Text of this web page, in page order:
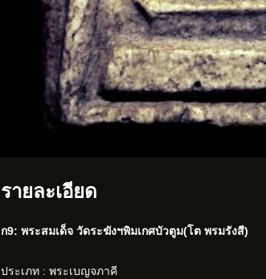
รายละเอียด
ก9: พระสมเด็จ วัดระฆังฯพิมเกศบัวตูม(โต พรมรังสี)
ประเภท : พระเบญจภาคี